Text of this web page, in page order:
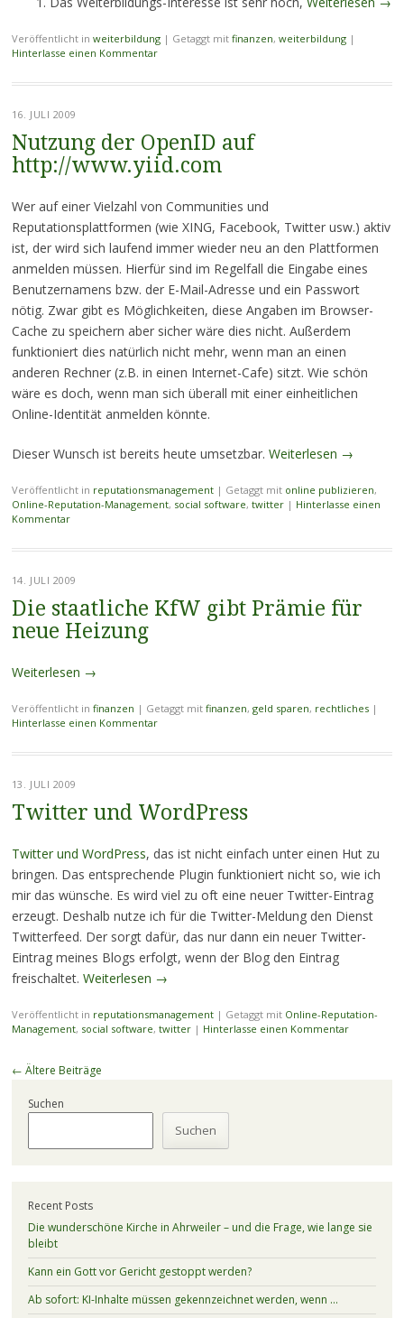
Veröffentlicht in weiterbildung | Getaggt mit finanzen, weiterbildung |
Hinterlasse einen Kommentar
16. JULI 2009
Nutzung der OpenID auf
http://www.yiid.com
Wer auf einer Vielzahl von Communities und
Reputationsplattformen (wie XING, Facebook, Twitter usw.) aktiv
ist, der wird sich laufend immer wieder neu an den Plattformen
anmelden müssen. Hierfür sind im Regelfall die Eingabe eines
Benutzernamens bzw. der E-Mail-Adresse und ein Passwort
nötig. Zwar gibt es Möglichkeiten, diese Angaben im Browser-
Cache zu speichern aber sicher wäre dies nicht. Außerdem
funktioniert dies natürlich nicht mehr, wenn man an einen
anderen Rechner (z.B. in einen Internet-Cafe) sitzt. Wie schön
wäre es doch, wenn man sich überall mit einer einheitlichen
Online-Identität anmelden könnte.
Dieser Wunsch ist bereits heute umsetzbar. Weiterlesen →
Veröffentlicht in reputationsmanagement | Getaggt mit online publizieren,
Online-Reputation-Management, social software, twitter | Hinterlasse einen
Kommentar
14. JULI 2009
Die staatliche KfW gibt Prämie für
neue Heizung
Weiterlesen →
Veröffentlicht in finanzen | Getaggt mit finanzen, geld sparen, rechtliches |
Hinterlasse einen Kommentar
13. JULI 2009
Twitter und WordPress
Twitter und WordPress, das ist nicht einfach unter einen Hut zu
bringen. Das entsprechende Plugin funktioniert nicht so, wie ich
mir das wünsche. Es wird viel zu oft eine neuer Twitter-Eintrag
erzeugt. Deshalb nutze ich für die Twitter-Meldung den Dienst
Twitterfeed. Der sorgt dafür, das nur dann ein neuer Twitter-
Eintrag meines Blogs erfolgt, wenn der Blog den Eintrag
freischaltet. Weiterlesen →
Veröffentlicht in reputationsmanagement | Getaggt mit Online-Reputation-
Management, social software, twitter | Hinterlasse einen Kommentar
Beitragsnavigation
← Ältere Beiträge
Suchen
Suchen
Recent Posts
Die wunderschöne Kirche in Ahrweiler – und die Frage, wie lange sie
bleibt
Kann ein Gott vor Gericht gestoppt werden?
Ab sofort: KI-Inhalte müssen gekennzeichnet werden, wenn …